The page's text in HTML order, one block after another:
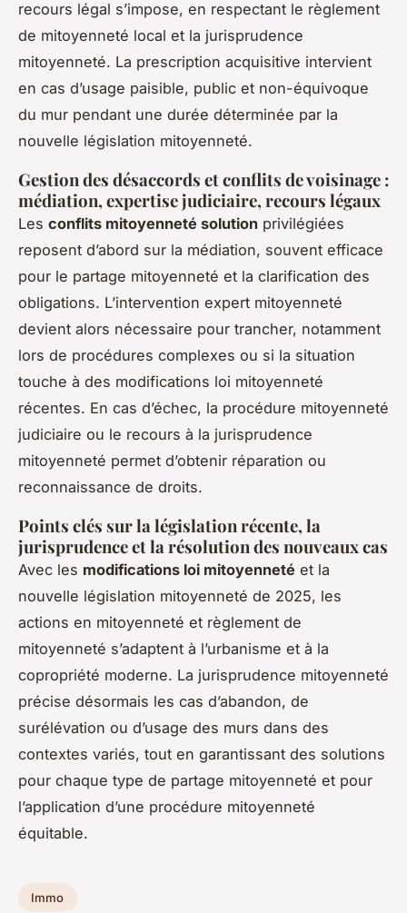
recours légal s’impose, en respectant le règlement
de mitoyenneté local et la jurisprudence
mitoyenneté. La prescription acquisitive intervient
en cas d’usage paisible, public et non-équivoque
du mur pendant une durée déterminée par la
nouvelle législation mitoyenneté.
Gestion des désaccords et conflits de voisinage :
médiation, expertise judiciaire, recours légaux
Les conflits mitoyenneté solution privilégiées
reposent d’abord sur la médiation, souvent efficace
pour le partage mitoyenneté et la clarification des
obligations. L’intervention expert mitoyenneté
devient alors nécessaire pour trancher, notamment
lors de procédures complexes ou si la situation
touche à des modifications loi mitoyenneté
récentes. En cas d’échec, la procédure mitoyenneté
judiciaire ou le recours à la jurisprudence
mitoyenneté permet d’obtenir réparation ou
reconnaissance de droits.
Points clés sur la législation récente, la
jurisprudence et la résolution des nouveaux cas
Avec les modifications loi mitoyenneté et la
nouvelle législation mitoyenneté de 2025, les
actions en mitoyenneté et règlement de
mitoyenneté s’adaptent à l’urbanisme et à la
copropriété moderne. La jurisprudence mitoyenneté
précise désormais les cas d’abandon, de
surélévation ou d’usage des murs dans des
contextes variés, tout en garantissant des solutions
pour chaque type de partage mitoyenneté et pour
l’application d’une procédure mitoyenneté
équitable.
Immo